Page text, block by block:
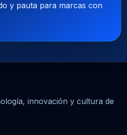
y pauta para marcas con
innovación y cultura de